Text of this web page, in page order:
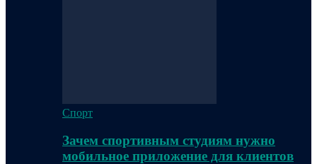
Спорт
Зачем спортивным студиям нужно
мобильное приложение для клиентов